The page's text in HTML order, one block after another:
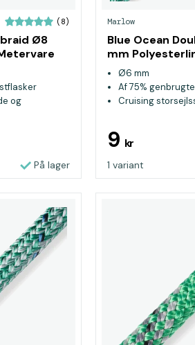
(8)
Ø8
og
På lager
Marlow
Blue Ocean
mm
Grøn
Ø6 mm
Af 75%
Cruising
9 kr
1 variant